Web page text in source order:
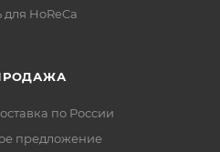
HoReCa
по России
предложение